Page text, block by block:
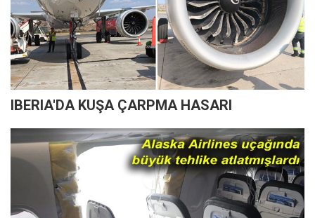
IBERIA'DA KUŞA ÇARPMA HASARI